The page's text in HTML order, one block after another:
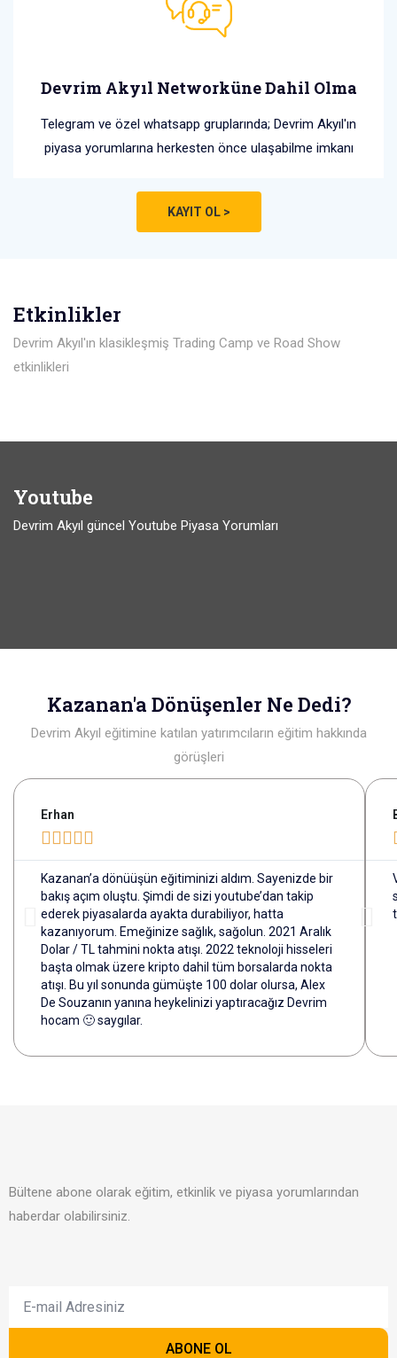
Devrim Akyıl Networküne Dahil Olma
Telegram ve özel whatsapp gruplarında; Devrim Akyıl'ın
piyasa yorumlarına herkesten önce ulaşabilme imkanı
KAYIT OL >
Etkinlikler
Devrim Akyıl'ın klasikleşmiş Trading Camp ve Road Show
etkinlikleri
Youtube
Devrim Akyıl güncel Youtube Piyasa Yorumları
Kazanan'a Dönüşenler Ne Dedi?
Devrim Akyıl eğitimine katılan yatırımcıların eğitim hakkında
görüşleri
Erhan

Kazanan’a dönüüşün eğitiminizi aldım. Sayenizde bir
bakış açım oluştu. Şimdi de sizi youtube’dan takip
ederek piyasalarda ayakta durabiliyor, hatta
kazanıyorum. Emeğinize sağlık, sağolun. 2021 Aralık
Dolar / TL tahmini nokta atışı. 2022 teknoloji hisseleri
başta olmak üzere kripto dahil tüm borsalarda nokta
atışı. Bu yıl sonunda gümüşte 100 dolar olursa, Alex
De Souzanın yanına heykelinizi yaptıracağız Devrim
hocam 🙂 saygılar.
Bültene abone olarak eğitim, etkinlik ve piyasa yorumlarından
haberdar olabilirsiniz.
ABONE OL